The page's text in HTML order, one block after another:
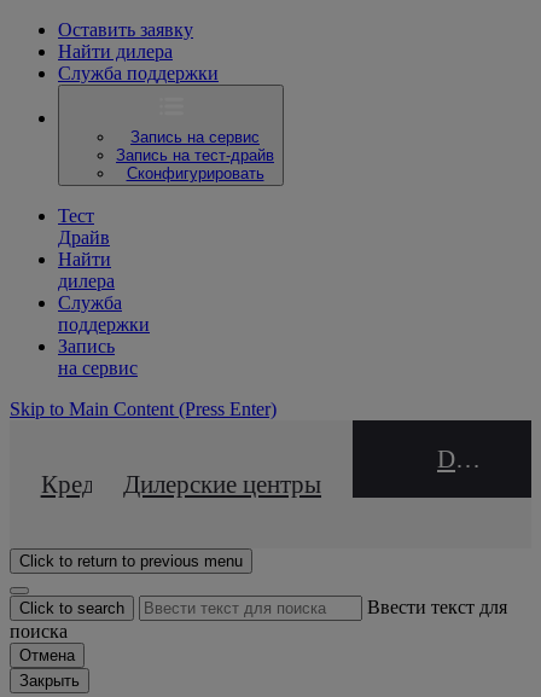
Оставить заявку
Найти дилера
Служба поддержки
Запись на сервис
Запись на тест-драйв
Сконфигурировать
Тест
Драйв
Найти
дилера
Служба
поддержки
Запись
на сервис
Skip to Main Content (Press Enter)
Кредитный калькулятор
Дилерские центры
DEALER NAME
Click to return to previous menu
Click to search
Ввести текст для
поиска
Отмена
Закрыть